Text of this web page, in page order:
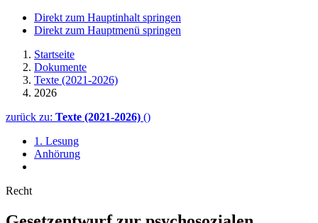
Direkt zum Hauptinhalt springen
Direkt zum Hauptmenü springen
Startseite
Dokumente
Texte (2021-2026)
2026
zurück zu: Texte (2021-2026) ()
1. Lesung
Anhörung
Recht